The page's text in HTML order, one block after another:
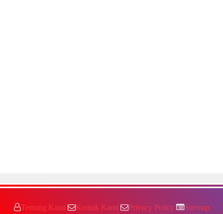
Tentang Kami Kontak Kami Privacy Policy Sitemap